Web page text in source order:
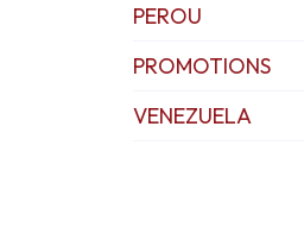
PEROU
PROMOTIONS
VENEZUELA